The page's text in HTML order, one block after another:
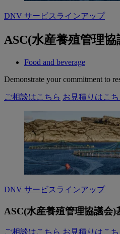
DNV サービスラインアップ
ASC(水産養殖管理
Food and beverage
Demonstrate your commitment to
ご相談はこちら お見積りはこち
DNV サービスラインアップ
ASC(水産養殖管理協議会)
ご相談はこちら お見積りはこち